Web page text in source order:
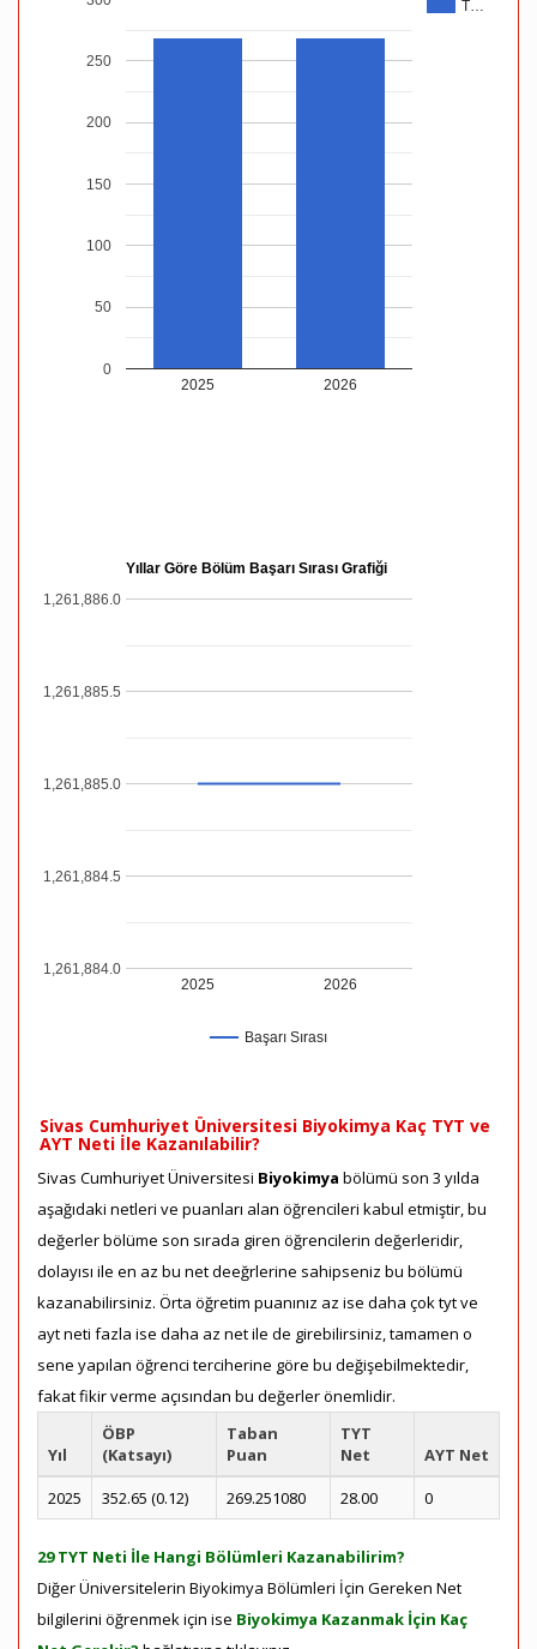
T…
2025 2026
0
50
100
150
200
250
Yıllar Göre Bölüm Başarı Sırası Grafiği
Başarı Sırası
2025 2026
1,261,884.0
1,261,884.5
1,261,885.0
1,261,885.5
1,261,886.0
Sivas Cumhuriyet Üniversitesi Biyokimya Kaç TYT ve
AYT Neti İle Kazanılabilir?
Sivas Cumhuriyet Üniversitesi Biyokimya bölümü son 3 yılda
aşağıdaki netleri ve puanları alan öğrencileri kabul etmiştir, bu
değerler bölüme son sırada giren öğrencilerin değerleridir,
dolayısı ile en az bu net deeğrlerine sahipseniz bu bölümü
kazanabilirsiniz. Örta öğretim puanınız az ise daha çok tyt ve
ayt neti fazla ise daha az net ile de girebilirsiniz, tamamen o
sene yapılan öğrenci terciherine göre bu değişebilmektedir,
fakat fikir verme açısından bu değerler önemlidir.
Yıl
ÖBP
(Katsayı)
Taban
Puan
TYT
Net
AYT Net
2025
352.65 (0.12) 269.251080 28.00 0
29 TYT Neti İle Hangi Bölümleri Kazanabilirim?
Diğer Üniversitelerin Biyokimya Bölümleri İçin Gereken Net
bilgilerini öğrenmek için ise Biyokimya Kazanmak İçin Kaç